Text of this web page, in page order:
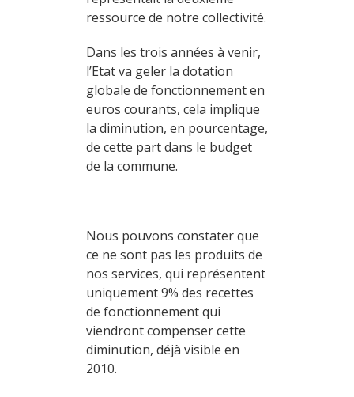
ressource de notre collectivité.
Dans les trois années à venir,
l’Etat va geler la dotation
globale de fonctionnement en
euros courants, cela implique
la diminution, en pourcentage,
de cette part dans le budget
de la commune.
Nous pouvons constater que
ce ne sont pas les produits de
nos services, qui représentent
uniquement 9% des recettes
de fonctionnement qui
viendront compenser cette
diminution, déjà visible en
2010.